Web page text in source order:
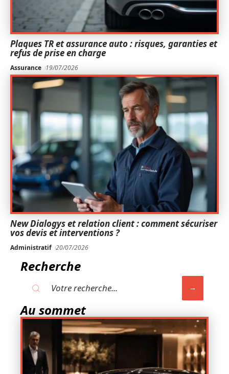
Plaques TR et assurance auto : risques, garanties et
refus de prise en charge
Assurance 19/07/2026
New Dialogys et relation client : comment sécuriser
vos devis et interventions ?
Administratif 20/07/2026
Recherche
Au sommet